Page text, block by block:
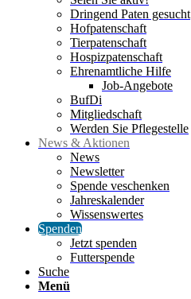
Dringend Paten gesucht
Hofpatenschaft
Tierpatenschaft
Hospizpatenschaft
Ehrenamtliche Hilfe
Job-Angebote
BufDi
Mitgliedschaft
Werden Sie Pflegestelle
News & Aktionen
News
Newsletter
Spende veschenken
Jahreskalender
Wissenswertes
Spenden
Jetzt spenden
Futterspende
Suche
Menü